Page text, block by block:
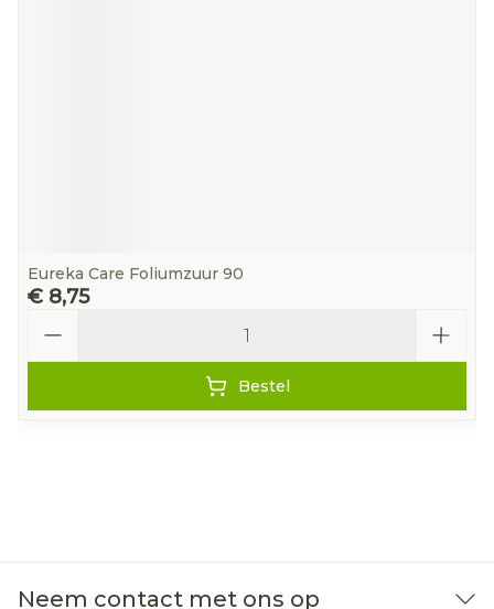
Eureka Care Foliumzuur 90
€ 8,75
Bestel
Neem contact met ons op